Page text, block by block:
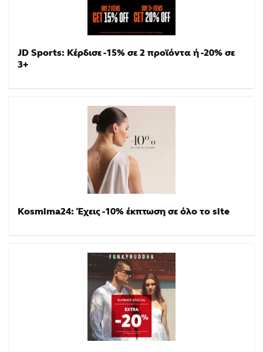
JD Sports: Κέρδισε -15% σε 2 προϊόντα ή -20% σε
3+
Kosmima24: Έχεις -10% έκπτωση σε όλο το site